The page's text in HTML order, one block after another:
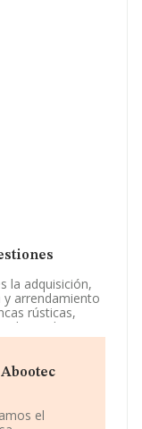
la adquisición,
arrendamiento
rústicas,
de garaje
la
en el
Su
inmobiliaria'
en
el